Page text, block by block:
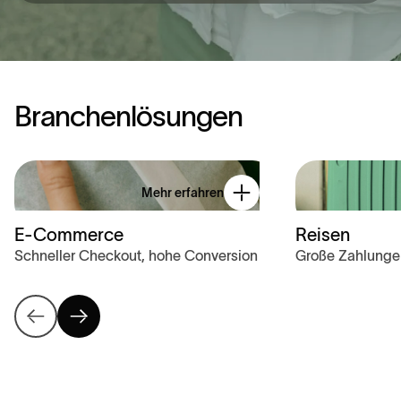
Branchenlösungen
Mehr erfahren
E-Commerce
Schneller Checkout, hohe Conversion
Reisen
Große